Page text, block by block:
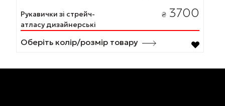
Рукавички зі стрейч-
атласу дизайнерські
₴ 3700
Оберіть колір/розмір товару
має
кілька
варіантів.